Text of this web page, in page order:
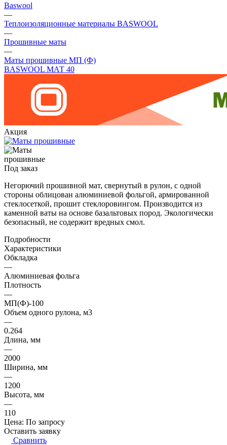
Baswool
—
Теплоизоляционные материалы BASWOOL
—
Прошивные маты
—
Маты прошивные МП (Ф)
BASWOOL МАТ 40
Акция
Под заказ
Негорючий прошивной мат, свернутый в рулон, с одной
стороны облицован алюминиевой фольгой, армированной
стеклосеткой, прошит стеклоровингом. Производится из
каменной ваты на основе базальтовых пород. Экологически
безопасный, не содержит вредных смол.
Подробности
Характеристики
Обкладка
—
Алюминиевая фольга
Плотность
—
МП(Ф)-100
Объем одного рулона, м3
—
0.264
Длина, мм
—
2000
Ширина, мм
—
1200
Высота, мм
—
110
Цена: По запросу
Оставить заявку
Сравнить